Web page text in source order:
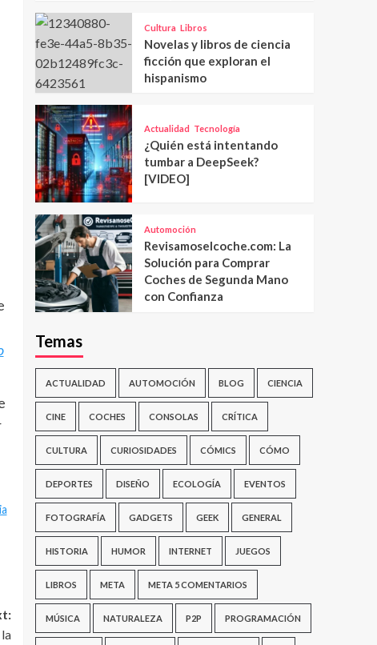
Cultura Libros
Novelas y libros de ciencia
ficción que exploran el
hispanismo
Actualidad Tecnología
¿Quién está intentando
tumbar a DeepSeek?
[VIDEO]
Automoción
Revisamoselcoche.com: La
Solución para Comprar
Coches de Segunda Mano
con Confianza
Temas
ACTUALIDAD AUTOMOCIÓN BLOG CIENCIA
CINE COCHES CONSOLAS CRÍTICA
CULTURA CURIOSIDADES CÓMICS CÓMO
DEPORTES DISEÑO ECOLOGÍA EVENTOS
FOTOGRAFÍA GADGETS GEEK GENERAL
HISTORIA HUMOR INTERNET JUEGOS
LIBROS META META 5 COMENTARIOS
MÚSICA NATURALEZA P2P PROGRAMACIÓN